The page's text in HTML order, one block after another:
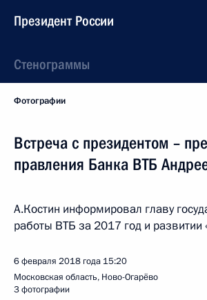
Президент России
Стенограммы
Фотографии
Встреча с президентом –
правления Банка ВТБ
А.Костин информировал главу
работы ВТБ за 2017 год и развитии
6 февраля 2018 года 15:20
Московская область, Ново-Огарёво
3 фотографии